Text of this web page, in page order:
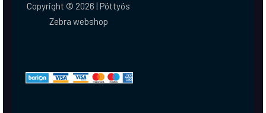
Copyright © 2026 | Pöttyös
Zebra webshop